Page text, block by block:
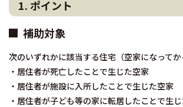
1. ポイント
補助対象
次のいずれかに該当する住宅（空家になってか
・居住者が死亡したことで生じた空家
・居住者が施設に入所したことで生じた空家
・居住者が子ども等の家に転居したことで生